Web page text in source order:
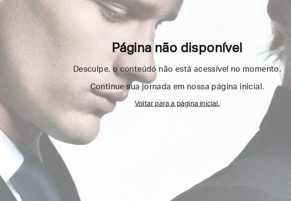
Página não disponível
Desculpe, o conteúdo não está acessível no momento.
Continue sua jornada em nossa página inicial.
Voltar para a página inicial.